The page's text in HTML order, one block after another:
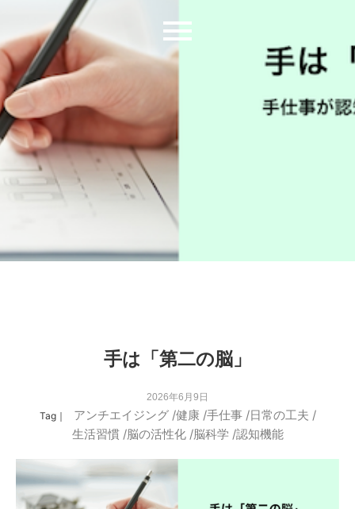
手は「第二の脳」
2026年6月9日
Tag｜ アンチエイジング/健康 /手仕事/日常の工夫 /
生活習慣/脳の活性化/脳科学 /認知機能